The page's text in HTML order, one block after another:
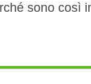
sono così